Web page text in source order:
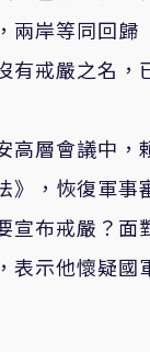
岸等同回歸
戒嚴之名，
層會議中，
，恢復軍事
布戒嚴？面
示他懷疑國